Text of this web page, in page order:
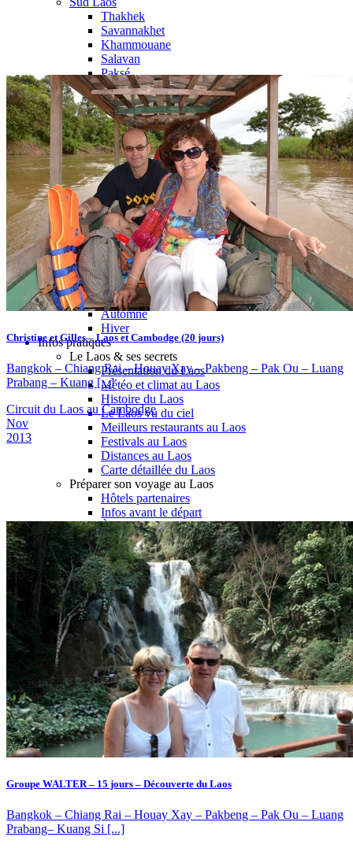
Thakhek
Savannakhet
Khammouane
Salavan
Paksé
4000 Iles
Champassak
Vat Phou
Plateau des Boloven
Nos circuits
Organisation
Petit groupe
Sur-mesure
Ambiance
Famille
Classique
Nature
Luxe
Où et quand partir ?
Printemps
Eté
Automne
Hiver
Infos pratiques
Le Laos & ses secrets
Présentation du Laos
Météo et climat au Laos
Histoire du Laos
Le Laos vu du ciel
Meilleurs restaurants au Laos
Festivals au Laos
Distances au Laos
Carte détaillée du Laos
Préparer son voyage au Laos
Hôtels partenaires
Infos avant le départ
À lire avant de partir au Laos
Vols et accès au Laos
Maîtrisez les mots essentiels
Notre agence
Notre agence au Laos
Réseau Asian Roads
Garanties et engagements Asian Roads
Avis de nos voyageurs
Demande d'info
09 83 40 65 79
Christine et Gilles – Laos et Cambodge (20 jours)
Bangkok – Chiang Rai – Houay Xay – Pakbeng – Pak Ou – Luang
Prabang – Kuang [...]
Circuit du Laos au Cambodge
Nov
2013
Groupe WALTER – 15 jours – Découverte du Laos
Bangkok – Chiang Rai – Houay Xay – Pakbeng – Pak Ou – Luang
Prabang– Kuang Si [...]